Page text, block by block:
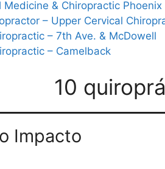
Medicine & Chiropractic Phoenix
– Upper Cervical
– 7th Ave. & McDowell
– Camelback
10
Impacto